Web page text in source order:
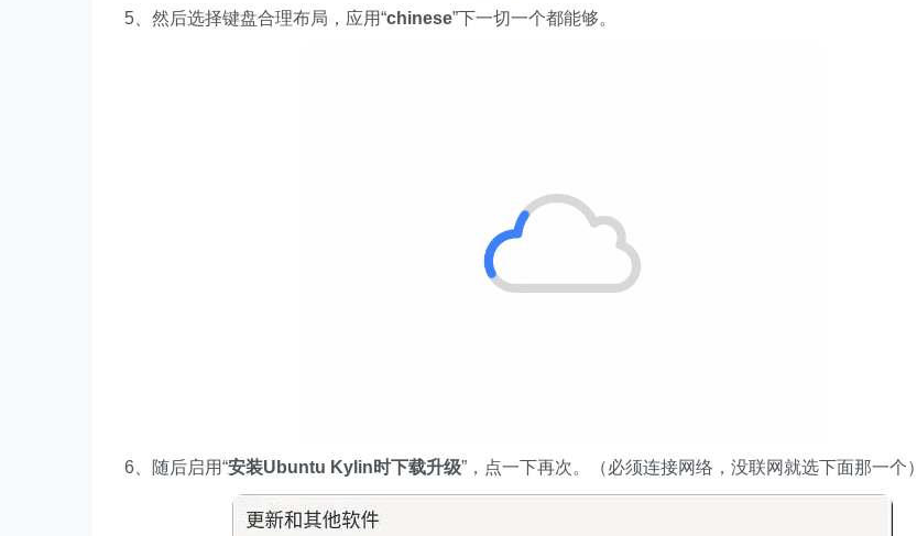
5、然后选择键盘合理布局，应用“chinese”下一切一个都能够。
6、随后启用“安装Ubuntu Kylin时下载升级”，点一下再次。（必须连接网络，没联网就选下面那一个）